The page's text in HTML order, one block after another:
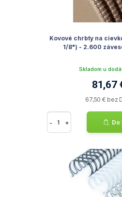
Kovové chrbty na
1/8") - 2.600
Skladom u
81,67
67,50 € bez
- + Do